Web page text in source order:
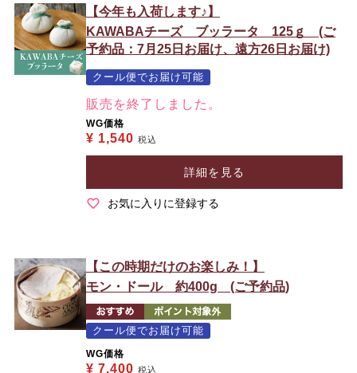
【今年も入荷します♪】
KAWABAチーズ ブッラータ 125ｇ (ご
予約品：7月25日お届け、遠方26日お届け)
クール便でお届け可能
販売を終了しました。
WG価格
¥ 1,540 税込
詳細を見る
お気に入りに登録する
【この時期だけのお楽しみ！】
モン・ドール 約400g (ご予約品)
クール便でお届け可能
WG価格
¥ 7,400 税込